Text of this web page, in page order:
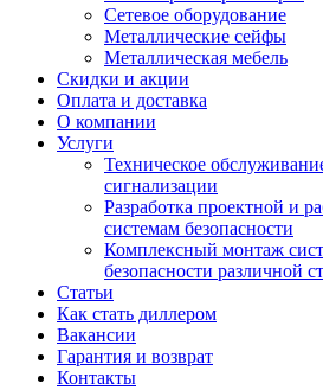
Сетевое оборудование
Металлические сейфы
Металлическая мебель
Скидки и акции
Оплата и доставка
О компании
Услуги
Техническое
сигнализации
Разработка проектной и
системам безопасности
Комплексный монтаж
безопасности различной
Статьи
Как стать диллером
Вакансии
Гарантия и возврат
Контакты